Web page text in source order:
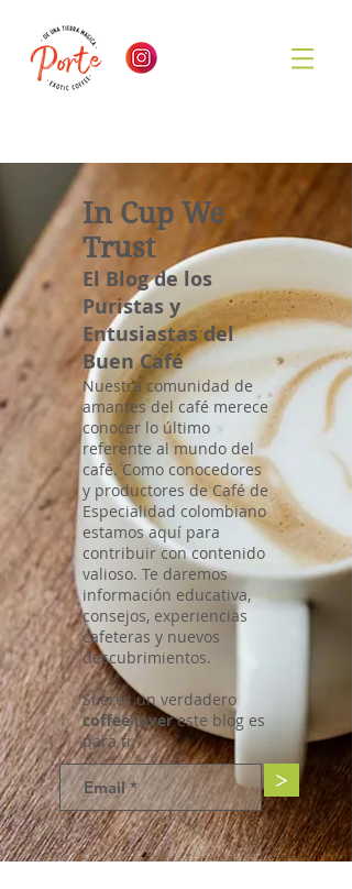
In Cup We
Trust
El Blog de los
Puristas y
Entusiastas del
Buen Café
Nuestra comunidad de
amantes del café merece
conocer lo último
referente al mundo del
café. Como conocedores
y productores de Café de
Especialidad colombiano
estamos aquí para
contribuir con contenido
valioso. Te daremos
información educativa,
consejos, experiencias
cafeteras y nuevos
descubrimientos.
Si eres un verdadero
coffee lovereste blog es
para ti.
>